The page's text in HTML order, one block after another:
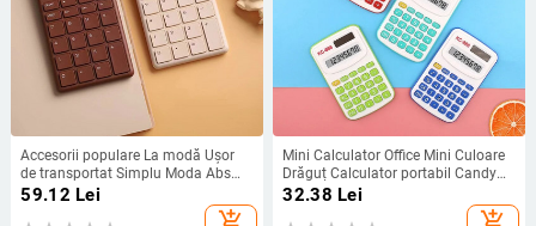
Accesorii populare La modă Ușor
de transportat Simplu Moda Abs
Calculator portabil de birou Gadget-
uri de birou Cerere ridicată Eficient
59.12 Lei
Mini Calculator Office Mini Culoare
Drăguț Calculator portabil Candy
Color Design Drăguț 8 cifre LED
Calculatoare Calculator student
32.38 Lei